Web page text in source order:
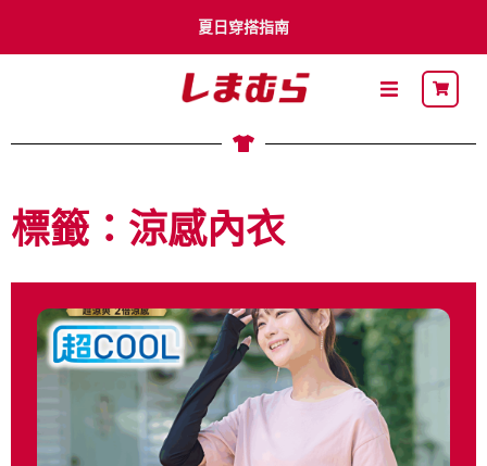
夏日穿搭指南
李多慧 x Shimamura
最新DM
關於思夢樂
流行穿搭
自有品牌
聯名品牌
標籤：涼感內衣